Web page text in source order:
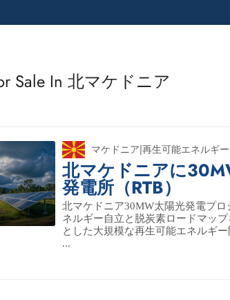
Sale In 北マケドニア
マケドニア|再生可能エネルギー
北マケドニアに
発電所（RTB）
北マケドニア30MW太陽光発電プ
ネルギー自立と脱炭素ロードマッ
とした大規模な再生可能エネルギ
...